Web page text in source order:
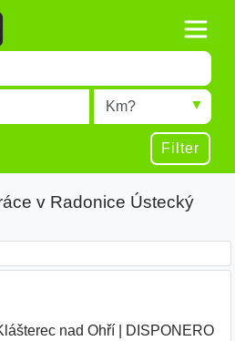
for results.
for results.
Radius
Filter
v Radonice Ústecký
nad Ohří
DISPONERO